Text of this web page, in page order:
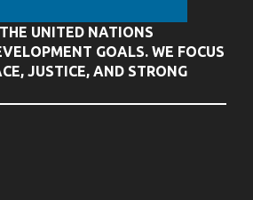
UNITED NATIONS
GOALS. WE FOCUS
JUSTICE, AND STRONG